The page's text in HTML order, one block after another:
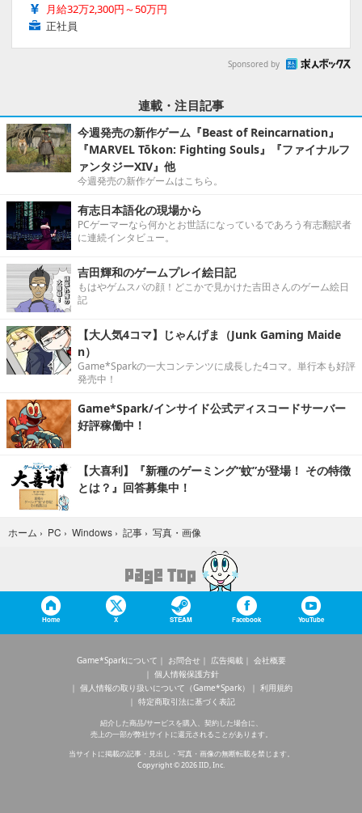
月給32万2,300円～50万円
正社員
Sponsored by
連載・注目記事
今週発売の新作ゲーム『Beast of Reincarnation』
『MARVEL Tōkon: Fighting Souls』『ファイナルフ
ァンタジーXIV』他
今週発売の新作ゲームはこちら。
有志日本語化の現場から
PCゲーマーなら何かとお世話になっているであろう有志翻訳者
に連続インタビュー。
吉田輝和のゲームプレイ絵日記
もはやゲムスパの顔！どこかで見かけた吉田さんのゲーム絵日
記
【大人気4コマ】じゃんげま（Junk Gaming Maide
n）
Game*Sparkの一大コンテンツに成長した4コマ。単行本も好評
発売中！
Game*Spark/インサイド公式ディスコードサーバー
好評稼働中！
【大喜利】『新種のゲーミング“蚊”が登場！ その特徴
とは？』回答募集中！
ホーム › PC › Windows › 記事 › 写真・画像
Home X STEAM Facebook YouTube
Game*Sparkについて お問合せ 広告掲載
会社概要
個人情報保護方針
個人情報の取り扱いについて（Game*Spark）
利用規約
特定商取引法に基づく表記
紹介した商品/サービスを購入、契約した場合に、
売上の一部が弊社サイトに還元されることがあります。
当サイトに掲載の記事・見出し・写真・画像の無断転載を禁じます。
Copyright © 2026 IID, Inc.